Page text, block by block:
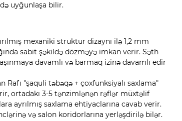
uyğunlaşa bilir.
mexaniki struktur dizaynı ilə 1,2 mm
sabit şəkildə dözməyə imkan verir. Səth
davamlı və barmaq izinə davamlı edir
"şaquli təbəqə + çoxfunksiyalı saxlama"
ortadakı 3-5 tənzimlənən rəflər müxtəlif
ayrılmış saxlama ehtiyaclarına cavab verir.
və salon koridorlarına yerləşdirilə bilər.